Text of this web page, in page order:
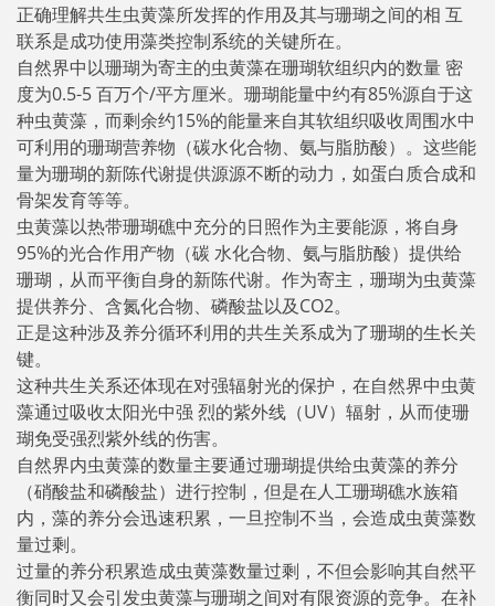
正确理解共生虫黄藻所发挥的作用及其与珊瑚之间的相 互
联系是成功使用藻类控制系统的关键所在。
自然界中以珊瑚为寄主的虫黄藻在珊瑚软组织内的数量 密
度为0.5-5 百万个/平方厘米。珊瑚能量中约有85%源自于这
种虫黄藻，而剩余约15%的能量来自其软组织吸收周围水中
可利用的珊瑚营养物（碳水化合物、氨与脂肪酸）。这些能
量为珊瑚的新陈代谢提供源源不断的动力，如蛋白质合成和
骨架发育等等。
虫黄藻以热带珊瑚礁中充分的日照作为主要能源，将自身
95%的光合作用产物（碳 水化合物、氨与脂肪酸）提供给
珊瑚，从而平衡自身的新陈代谢。作为寄主，珊瑚为虫黄藻
提供养分、含氮化合物、磷酸盐以及CO2。
正是这种涉及养分循环利用的共生关系成为了珊瑚的生长关
键。
这种共生关系还体现在对强辐射光的保护，在自然界中虫黄
藻通过吸收太阳光中强 烈的紫外线（UV）辐射，从而使珊
瑚免受强烈紫外线的伤害。
自然界内虫黄藻的数量主要通过珊瑚提供给虫黄藻的养分
（硝酸盐和磷酸盐）进行控制，但是在人工珊瑚礁水族箱
内，藻的养分会迅速积累，一旦控制不当，会造成虫黄藻数
量过剩。
过量的养分积累造成虫黄藻数量过剩，不但会影响其自然平
衡同时又会引发虫黄藻与珊瑚之间对有限资源的竞争。在补